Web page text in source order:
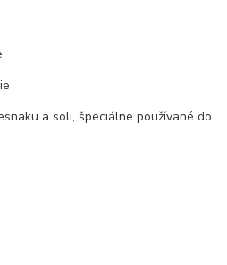
a soli, špeciálne používané do